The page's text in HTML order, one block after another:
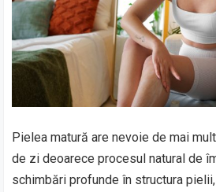
Pielea matură are nevoie de mai
de zi deoarece procesul natural de
schimbări profunde în structura